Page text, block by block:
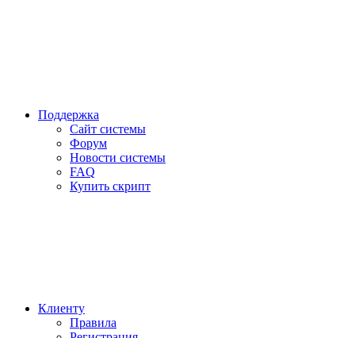
Поддержка
Сайт системы
Форум
Новости системы
FAQ
Купить скрипт
Клиенту
Правила